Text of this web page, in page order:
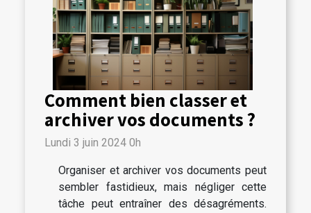
Comment bien classer et
archiver vos documents ?
Lundi 3 juin 2024 0h
Organiser et archiver vos documents peut
sembler fastidieux, mais négliger cette
tâche peut entraîner des désagréments.